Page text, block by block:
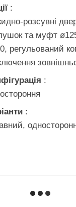
:
розсувні
та муфт
регульований
:
: